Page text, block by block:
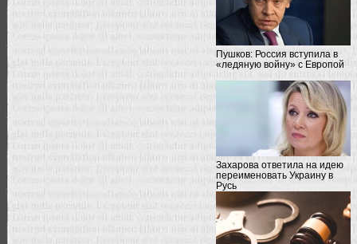
Пушков: Россия вступила в
«ледяную войну» с Европой
Захарова ответила на идею
переименовать Украину в
Русь